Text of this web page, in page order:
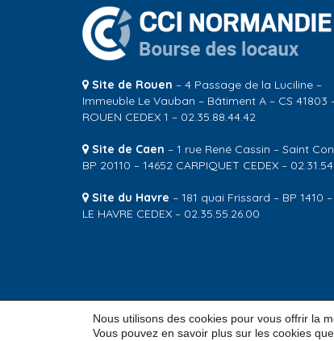
Site de Rouen – 4 Passage de la Luciline –
Immeuble Le Vauban – Bâtiment A – CS 41803
ROUEN CEDEX 1 – 02.35.88.44.42
Site de Caen – 1 rue René Cassin – Saint
BP 20110 – 14652 CARPIQUET CEDEX –
Site du Havre – 181 quai Frissard – BP 1410
LE HAVRE CEDEX – 02.35.55.26.00
© 2026CCI Normandie – Bourse des locaux
Nous utilisons des cookies pour vous offrir la
Vous pouvez en savoir plus sur les cookies